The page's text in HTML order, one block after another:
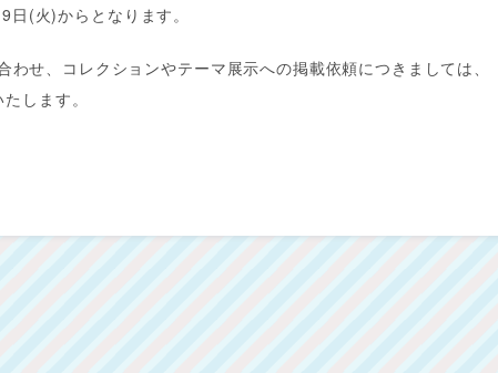
(火)からとなります。
せ、コレクションやテーマ展示への掲載依頼につきましては、
します。